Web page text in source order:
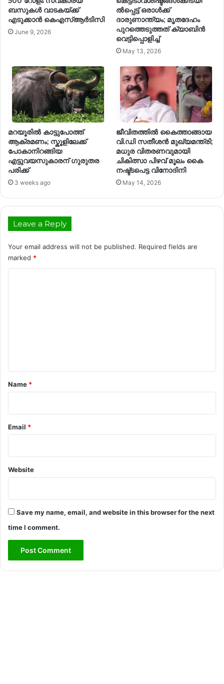
ബസുകള്‍ വാടകയ്ക്ക്
എടുക്കാന്‍ കെഎസ്ആർടിസി
June 9, 2026
ല്‍പ്പെട്ട് ഒരാള്‍ക്ക്
ദാരുണാന്ത്യം; മൃതദേഹം
പുറത്തെടുത്തത് ക്യാബിന്‍
വെട്ടിപ്പൊളിച്ച്
May 13, 2026
മറയൂരിൽ കാട്ടുപോത്ത്
ആക്രമണം; സ്കൂളിലേക്ക്
പോകാനിറങ്ങിയ
എട്ടുവയസുകാരന് ഗുരുതര
പരിക്ക്
3 weeks ago
ജീവിതത്തിൽ കൈത്താങ്ങായ
വി.ഡി സതീശൻ മുഖ്യമന്ത്രി;
മധുര വിതരണവുമായി
ചികിത്സാ പിഴവ് മൂലം കൈ
നഷ്ട്ടപെട്ട വിനോദിനി
May 14, 2026
Leave a Reply
Your email address will not be published. Required fields are
marked *
*
Name *
Email *
Website
Save my name, email, and website in this browser for the next
time I comment.